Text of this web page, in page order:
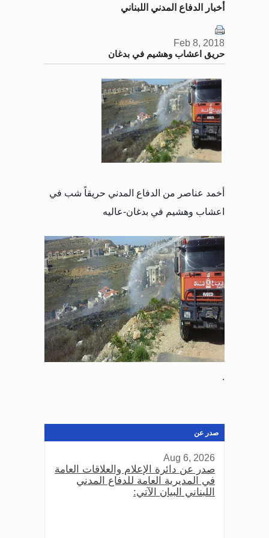
أخبار الدفاع المدني اللبناني
Feb 8, 2018
حريق اعشاب وهشيم في بدغان
أخمد عناصر من الدفاع المدني حريقاً شب في
اعشاب وهشيم في بدغان-عاليه
.
صدر عن
Aug 6, 2026
صدر عن دائرة الإعلام والعلاقات العامة
في المديرية العامة للدفاع المدني
اللبناني البيان الآتي: